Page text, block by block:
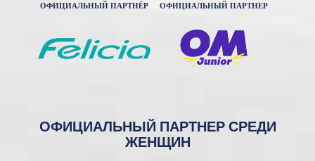
ОФИЦИАЛЬНЫЙ ПАРТНЁР ОФИЦИАЛЬНЫЙ ПАРТНЕР
ОФИЦИАЛЬНЫЙ ПАРТНЕР СРЕДИ
ЖЕНЩИН